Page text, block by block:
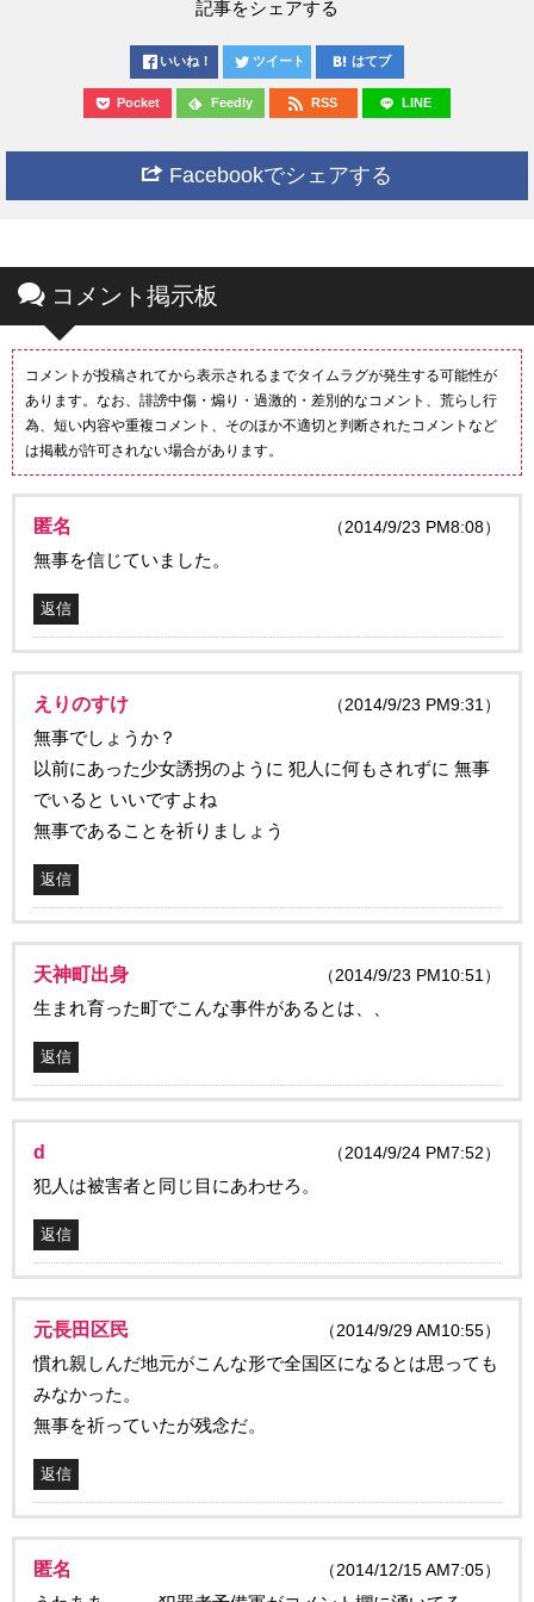
記事をシェアする
いいね！ ツイート はてブ
Pocket Feedly RSS LINE
Facebookでシェアする
コメント掲示板
コメントが投稿されてから表示されるまでタイムラグが発生する可能性が
あります。なお、誹謗中傷・煽り・過激的・差別的なコメント、荒らし行
為、短い内容や重複コメント、そのほか不適切と判断されたコメントなど
は掲載が許可されない場合があります。
匿名 （2014/9/23 PM8:08）
無事を信じていました。
返信
えりのすけ （2014/9/23 PM9:31）
無事でしょうか？
以前にあった少女誘拐のように 犯人に何もされずに 無事
でいると いいですよね
無事であることを祈りましょう
返信
天神町出身 （2014/9/23 PM10:51）
生まれ育った町でこんな事件があるとは、、
返信
d （2014/9/24 PM7:52）
犯人は被害者と同じ目にあわせろ。
返信
元長田区民 （2014/9/29 AM10:55）
慣れ親しんだ地元がこんな形で全国区になるとは思っても
みなかった。
無事を祈っていたが残念だ。
返信
匿名 （2014/12/15 AM7:05）